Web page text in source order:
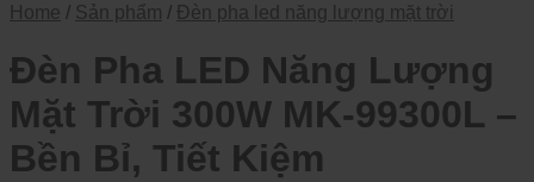
Home / Sản phẩm / Đèn pha led năng lượng mặt trời
Đèn Pha LED Năng Lượng
Mặt Trời 300W MK-99300L –
Bền Bỉ, Tiết Kiệm